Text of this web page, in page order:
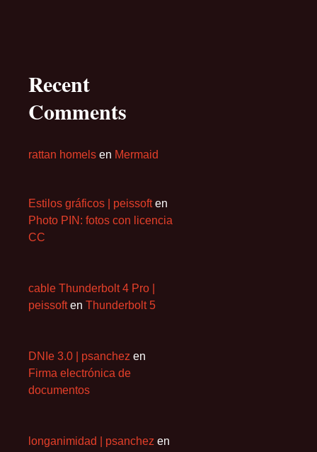
Recent
Comments
rattan homels en Mermaid
Estilos gráficos | peissoften
Photo PIN: fotos con licencia
CC
cable Thunderbolt 4 Pro |
peissoften Thunderbolt 5
DNIe 3.0 | psanchez en
Firma electrónica de
documentos
longanimidad | psanchez en